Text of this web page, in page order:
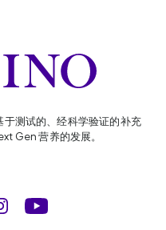
测试的、经科学验证的补充
Gen 营养的发展。